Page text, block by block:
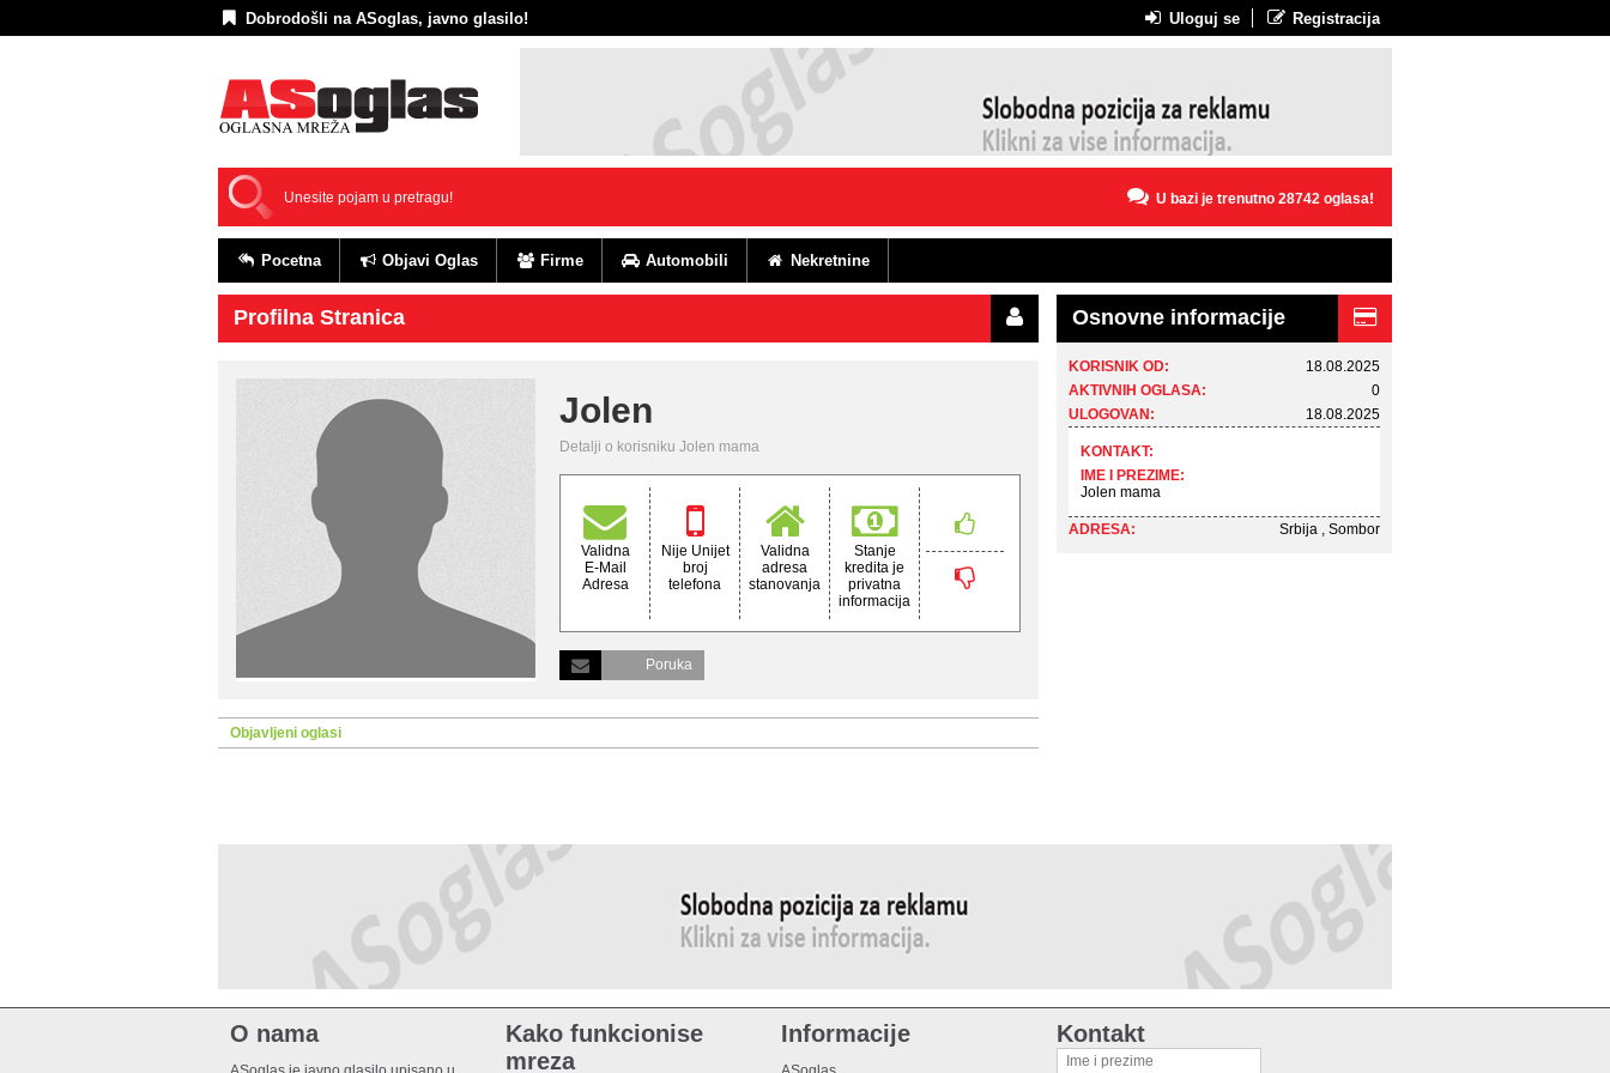
Dobrodošli na ASoglas, javno glasilo! Uloguj se Registracija
U bazi je trenutno 28742 oglasa!
Pocetna Objavi Oglas Firme Automobili Nekretnine
Profilna Stranica
Jolen
Detalji o korisniku Jolen mama
Validna
E-Mail
Adresa
Nije Unijet
broj
telefona
Validna
adresa
stanovanja
Stanje
kredita je
privatna
informacija
Poruka
Objavljeni oglasi
Osnovne informacije
KORISNIK OD:
18.08.2025
AKTIVNIH OGLASA:
0
ULOGOVAN:
18.08.2025
KONTAKT:
IME I PREZIME:
Jolen mama
ADRESA: Srbija , Sombor
O nama
Kako funkcionise
mreza
Informacije Kontakt